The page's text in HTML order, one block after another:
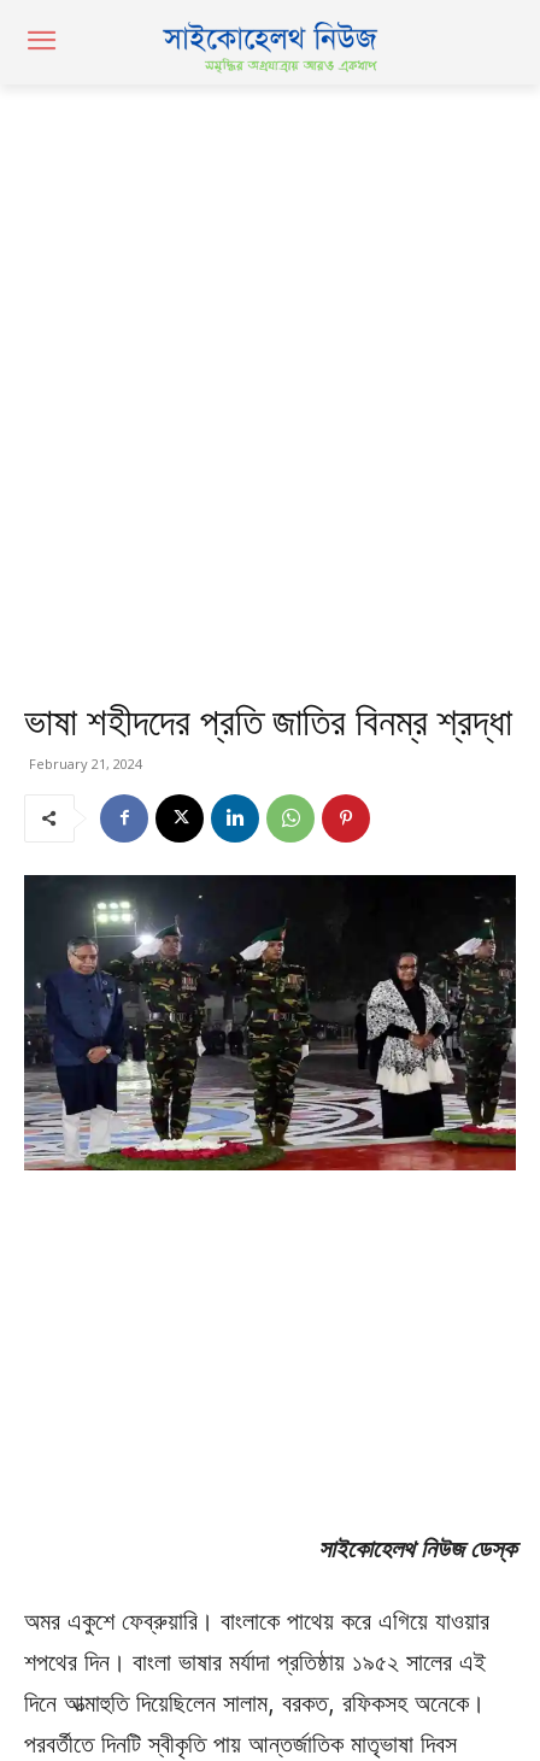
ভাষা শহীদদের প্রতি জাতির বিনম্র শ্রদ্ধা
February 21, 2024
সাইকোহেলথ নিউজ ডেস্ক
অমর একুশে ফেব্রুয়ারি। বাংলাকে পাথেয় করে এগিয়ে যাওয়ার
শপথের দিন। বাংলা ভাষার মর্যাদা প্রতিষ্ঠায় ১৯৫২ সালের এই
দিনে আত্মাহুতি দিয়েছিলেন সালাম, বরকত, রফিকসহ অনেকে।
পরবর্তীতে দিনটি স্বীকৃতি পায় আন্তর্জাতিক মাতৃভাষা দিবস